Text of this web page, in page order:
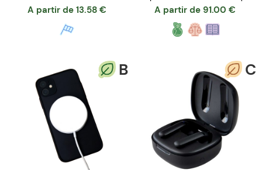
A partir de 13.58 € A partir de 91.00 €
B C